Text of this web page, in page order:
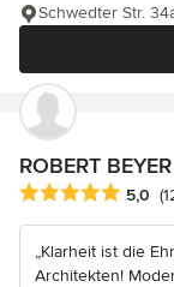
Schwedter Str.
ROBERT
Durchschnittliche
5,0
„Klarheit ist die
Architekten!